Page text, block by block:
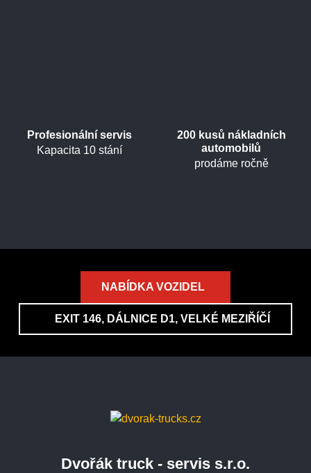
Profesionální servis
Kapacita 10 stání
200 kusů nákladních
automobilů
prodáme ročně
NABÍDKA VOZIDEL
EXIT 146, DÁLNICE D1, VELKÉ MEZIŘÍČÍ
Dvořák truck - servis s.r.o.